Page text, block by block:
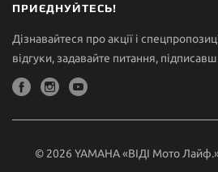
ПРИЄДНУЙТЕСЬ!
Дізнавайтеся про акції і
відгуки, задавайте питання,
© 2026 YAMAHA «ВІДІ Мото